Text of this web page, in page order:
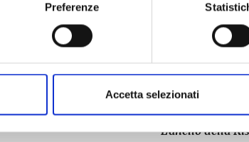
Preferenze
Accetta selezionati
L’anello della